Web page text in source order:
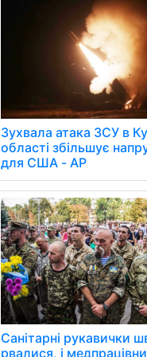
Зухвала атака ЗСУ в
області збільшує
для США - AP
Санітарні рукавички
рвалися, і